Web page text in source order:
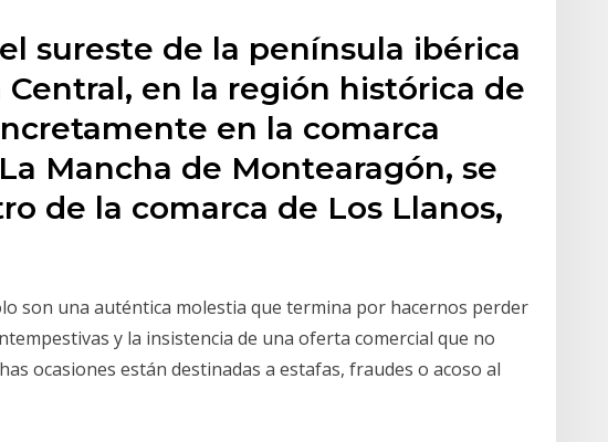
sureste de la península ibérica
en la región histórica de
en la comarca
Mancha de Montearagón, se
de la comarca de Los Llanos,
son una auténtica molestia que termina por hacernos perder
y la insistencia de una oferta comercial que no
ocasiones están destinadas a estafas, fraudes o acoso al